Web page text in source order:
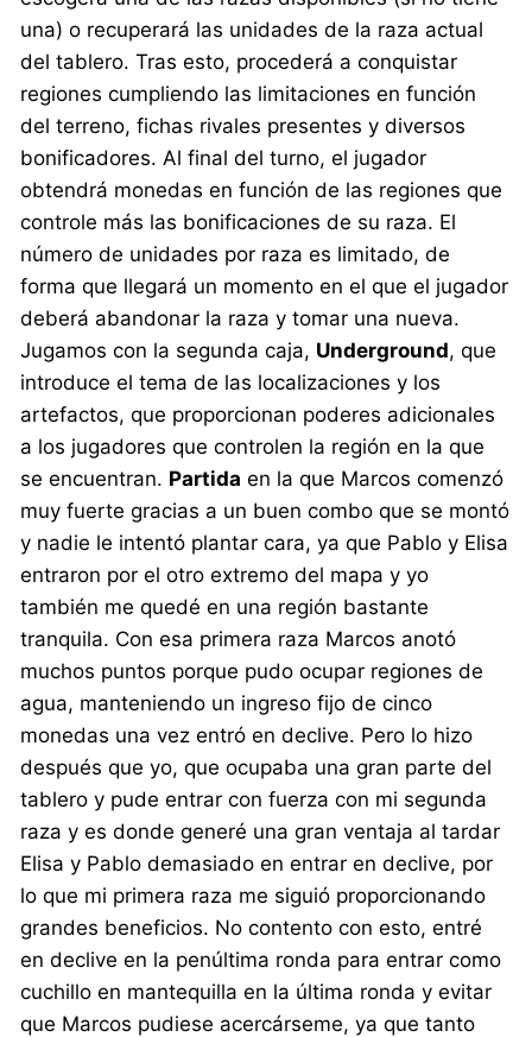
una) o recuperará las unidades de la raza actual
del tablero. Tras esto, procederá a conquistar
regiones cumpliendo las limitaciones en función
del terreno, fichas rivales presentes y diversos
bonificadores. Al final del turno, el jugador
obtendrá monedas en función de las regiones que
controle más las bonificaciones de su raza. El
número de unidades por raza es limitado, de
forma que llegará un momento en el que el jugador
deberá abandonar la raza y tomar una nueva.
Jugamos con la segunda caja, Underground, que
introduce el tema de las localizaciones y los
artefactos, que proporcionan poderes adicionales
a los jugadores que controlen la región en la que
se encuentran. Partida en la que Marcos comenzó
muy fuerte gracias a un buen combo que se montó
y nadie le intentó plantar cara, ya que Pablo y Elisa
entraron por el otro extremo del mapa y yo
también me quedé en una región bastante
tranquila. Con esa primera raza Marcos anotó
muchos puntos porque pudo ocupar regiones de
agua, manteniendo un ingreso fijo de cinco
monedas una vez entró en declive. Pero lo hizo
después que yo, que ocupaba una gran parte del
tablero y pude entrar con fuerza con mi segunda
raza y es donde generé una gran ventaja al tardar
Elisa y Pablo demasiado en entrar en declive, por
lo que mi primera raza me siguió proporcionando
grandes beneficios. No contento con esto, entré
en declive en la penúltima ronda para entrar como
cuchillo en mantequilla en la última ronda y evitar
que Marcos pudiese acercárseme, ya que tanto